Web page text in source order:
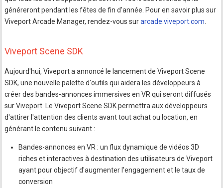
généreront pendant les fêtes de fin d'année. Pour en savoir plus sur
Viveport Arcade Manager, rendez-vous surarcade.viveport.com
Viveport Scene SDK
Aujourd'hui, Viveport a annoncé le lancement de Viveport Scene
SDK, une nouvelle palette d'outils qui aidera les développeurs à
créer des bandes-annonces immersives en VR qui seront diffusés
sur Viveport. Le Viveport Scene SDK permettra aux développeurs
d'attirer l'attention des clients avant tout achat ou location, en
générant le contenu suivant :
Bandes-annonces en VR : un flux dynamique de vidéos 3D
riches et interactives à destination des utilisateurs de Viveport
ayant pour objectif d'augmenter l'engagement et le taux de
conversion